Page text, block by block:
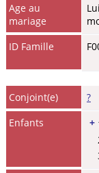
Age au
mariage
ID Famille
Conjoint(e)
?
Enfants
+